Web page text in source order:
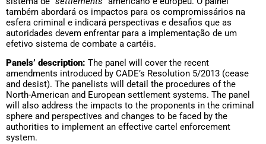
também abordará os impactos para os compromissários na
esfera criminal e indicará perspectivas e desafios que as
autoridades devem enfrentar para a implementação de um
efetivo sistema de combate a cartéis.
Panels’ description: The panel will cover the recent
amendments introduced by CADE’s Resolution 5/2013 (cease
and desist). The panelists will detail the procedures of the
North-American and European settlement systems. The panel
will also address the impacts to the proponents in the criminal
sphere and perspectives and changes to be faced by the
authorities to implement an effective cartel enforcement
system.